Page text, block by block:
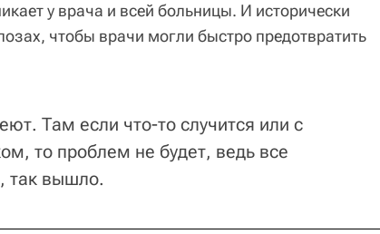
у врача и всей больницы. И исторически
чтобы врачи могли быстро предотвратить
Там если что-то случится или с
то проблем не будет, ведь все
так вышло.